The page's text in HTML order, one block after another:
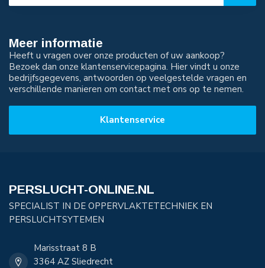
Meer informatie
Heeft u vragen over onze producten of uw aankoop?
Bezoek dan onze klantenservicepagina. Hier vindt u onze
bedrijfsgegevens, antwoorden op veelgestelde vragen en
verschillende manieren om contact met ons op te nemen.
Klantenservice
PERSLUCHT-ONLINE.NL
SPECIALIST IN DE OPPERVLAKTETECHNIEK EN
PERSLUCHTSYTEMEN
Marisstraat 8 B
3364 AZ Sliedrecht